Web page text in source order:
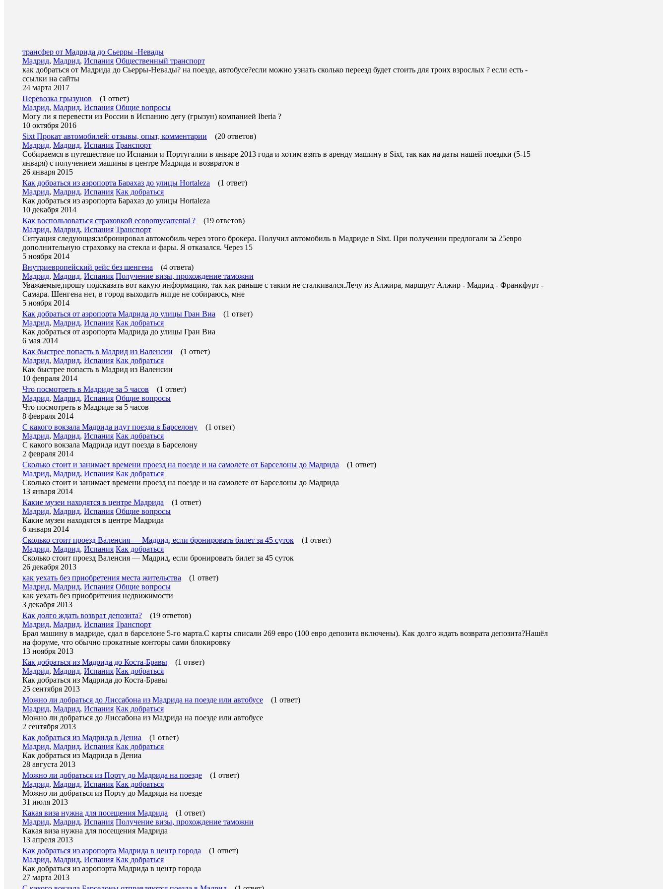
трансфер от Мадрида до Сьерры -Невады
Мадрид, Мадрид, Испания Общественный транспорт
как добраться от Мадрида до Сьерры-Невады? на поезде, автобусе?если можно узнать сколько переезд будет стоить для троих взрослых ? если есть -
ссылки на сайты
24 марта 2017
Перевозка грызунов
(1 ответ)
Мадрид, Мадрид, Испания Общие вопросы
Могу ли я перевести из России в Испанию дегу (грызун) компанией Iberia ?
10 октября 2016
Sixt Прокат автомобилей: отзывы, опыт, комментарии
(20 ответов)
Мадрид, Мадрид, Испания Транспорт
Собираемся в путешествие по Испании и Португалии в январе 2013 года и хотим взять в аренду машину в Sixt, так как на даты нашей поездки (5-15
января) с получением машины в центре Мадрида и возвратом в
26 января 2015
Как добраться из аэропорта Барaхаз до улицы Hortaleza
(1 ответ)
Мадрид, Мадрид, Испания Как добраться
Как добраться из аэропорта Барaхаз до улицы Hortaleza
10 декабря 2014
Как воспользоваться страховкой economycarrental ?
(19 ответов)
Мадрид, Мадрид, Испания Транспорт
Ситуация следующая:забронировал автомобиль через этого брокера. Получил автомобиль в Мадриде в Sixt. При получении предлогали за 25евро
дополнительную страховку на стекла и фары. Я отказался. Через 15
5 ноября 2014
Внутриевропейский рейс без шенгена
(4 ответа)
Мадрид, Мадрид, Испания Получение визы, прохождение таможни
Уважаемые,прошу подсказать вот какую информацию, так как раньше с таким не сталкивался.Лечу из Алжира, маршрут Алжир - Мадрид - Франкфурт -
Самара. Шенгена нет, в город выходить нигде не собираюсь, мне
5 ноября 2014
Как добраться от аэропорта Мадрида до улицы Гран Виа
(1 ответ)
Мадрид, Мадрид, Испания Как добраться
Как добраться от аэропорта Мадрида до улицы Гран Виа
6 мая 2014
Как быстрее попасть в Мадрид из Валенсии
(1 ответ)
Мадрид, Мадрид, Испания Как добраться
Как быстрее попасть в Мадрид из Валенсии
10 февраля 2014
Что посмотреть в Мадриде за 5 часов
(1 ответ)
Мадрид, Мадрид, Испания Общие вопросы
Что посмотреть в Мадриде за 5 часов
8 февраля 2014
С какого вокзала Мадрида идут поезда в Барселону
(1 ответ)
Мадрид, Мадрид, Испания Как добраться
С какого вокзала Мадрида идут поезда в Барселону
2 февраля 2014
Сколько стоит и занимает времени проезд на поезде и на самолете от Барселоны до Мадрида
(1 ответ)
Мадрид, Мадрид, Испания Как добраться
Сколько стоит и занимает времени проезд на поезде и на самолете от Барселоны до Мадрида
13 января 2014
Какие музеи находятся в центре Мадрида
(1 ответ)
Мадрид, Мадрид, Испания Общие вопросы
Какие музеи находятся в центре Мадрида
6 января 2014
Сколько стоит проезд Валенсия — Мадрид, если бронировать билет за 45 суток
(1 ответ)
Мадрид, Мадрид, Испания Как добраться
Сколько стоит проезд Валенсия — Мадрид, если бронировать билет за 45 суток
26 декабря 2013
как уехать без приобретения места жительства
(1 ответ)
Мадрид, Мадрид, Испания Общие вопросы
как уехать без приобритения недвижимости
3 декабря 2013
Как долго ждать возврат депозита?
(19 ответов)
Мадрид, Мадрид, Испания Транспорт
Брал машину в мадриде, сдал в барселоне 5-го марта.С карты списали 269 евро (100 евро депозита включены). Как долго ждать возврата депозита?Нашёл
на форуме, что обычно прокатные конторы сами блокировку
13 ноября 2013
Как добраться из Мадрида до Коста-Бравы
(1 ответ)
Мадрид, Мадрид, Испания Как добраться
Как добраться из Мадрида до Коста-Бравы
25 сентября 2013
Можно ли добраться до Лиссабона из Мадрида на поезде или автобусе
(1 ответ)
Мадрид, Мадрид, Испания Как добраться
Можно ли добраться до Лиссабона из Мадрида на поезде или автобусе
2 сентября 2013
Как добраться из Мадрида в Дениа
(1 ответ)
Мадрид, Мадрид, Испания Как добраться
Как добраться из Мадрида в Дениа
28 августа 2013
Можно ли добраться из Порту до Мадрида на поезде
(1 ответ)
Мадрид, Мадрид, Испания Как добраться
Можно ли добраться из Порту до Мадрида на поезде
31 июля 2013
Какая виза нужна для посещения Мадрида
(1 ответ)
Мадрид, Мадрид, Испания Получение визы, прохождение таможни
Какая виза нужна для посещения Мадрида
13 апреля 2013
Как добраться из аэропорта Мадрида в центр города
(1 ответ)
Мадрид, Мадрид, Испания Как добраться
Как добраться из аэропорта Мадрида в центр города
27 марта 2013